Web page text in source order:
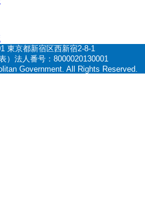
東京都新宿区西新宿2-8-1
）法人番号：8000020130001
Government. All Rights Reserved.